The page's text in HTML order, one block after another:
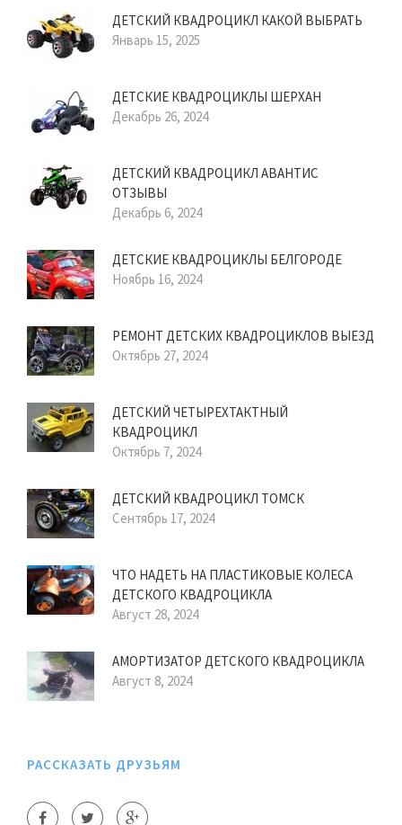
ДЕТСКИЙ КВАДРОЦИКЛ КАКОЙ ВЫБРАТЬ
Январь 15, 2025
ДЕТСКИЕ КВАДРОЦИКЛЫ ШЕРХАН
Декабрь 26, 2024
ДЕТСКИЙ КВАДРОЦИКЛ АВАНТИС
ОТЗЫВЫ
Декабрь 6, 2024
ДЕТСКИЕ КВАДРОЦИКЛЫ БЕЛГОРОДЕ
Ноябрь 16, 2024
РЕМОНТ ДЕТСКИХ КВАДРОЦИКЛОВ ВЫЕЗД
Октябрь 27, 2024
ДЕТСКИЙ ЧЕТЫРЕХТАКТНЫЙ
КВАДРОЦИКЛ
Октябрь 7, 2024
ДЕТСКИЙ КВАДРОЦИКЛ ТОМСК
Сентябрь 17, 2024
ЧТО НАДЕТЬ НА ПЛАСТИКОВЫЕ КОЛЕСА
ДЕТСКОГО КВАДРОЦИКЛА
Август 28, 2024
АМОРТИЗАТОР ДЕТСКОГО КВАДРОЦИКЛА
Август 8, 2024
РАССКАЗАТЬ ДРУЗЬЯМ